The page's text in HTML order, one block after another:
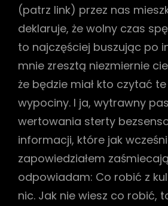
(patrz link) przez nas
deklaruje, że wolny czas
to najczęściej buszując po
mnie zresztą niezmiernie
że będzie miał kto czytać
wypociny. I ja, wytrawny
wertowania sterty
informacji, które jak
zapowiedziałem
odpowiadam: Co robić z
nic. Jak nie wiesz co robić,